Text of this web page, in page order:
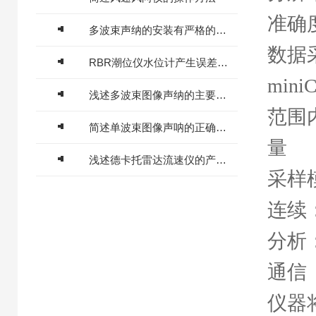
多波束声纳的安装有严格的要求
RBR潮位仪水位计产生误差的原因及解决方法
浅述多波束图像声纳的主要用途及特点
简述单波束图像声呐的正确使用方法
浅述德卡托雷达流速仪的产品特点
准确
数据
范围
量
采样
连续
分析
通信
仪器